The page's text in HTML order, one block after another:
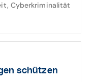
Cyberkriminalität
schützen